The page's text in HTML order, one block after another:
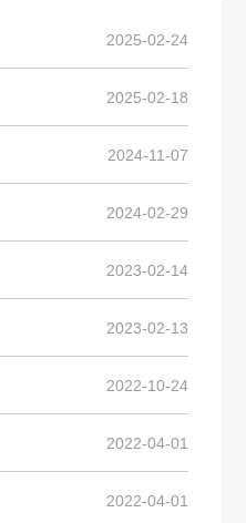
2025-02-24
2025-02-18
2024-11-07
2024-02-29
2023-02-14
2023-02-13
2022-10-24
2022-04-01
2022-04-01